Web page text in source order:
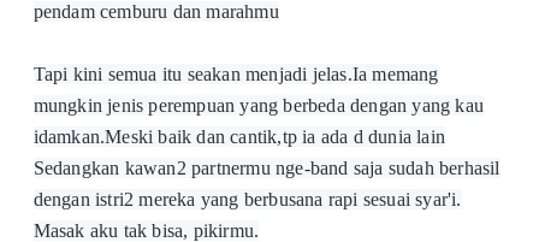
pendam cemburu dan marahmu
Tapi kini semua itu seakan menjadi jelas.Ia memang
mungkin jenis perempuan yang berbeda dengan yang kau
idamkan.Meski baik dan cantik,tp ia ada d dunia lain
Sedangkan kawan2 partnermu nge-band saja sudah berhasil
dengan istri2 mereka yang berbusana rapi sesuai syar'i.
Masak aku tak bisa, pikirmu.